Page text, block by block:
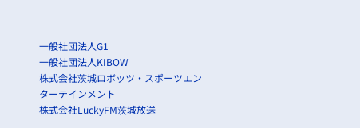
一般社団法人G1
一般社団法人KIBOW
株式会社茨城ロボッツ・スポーツエン
ターテインメント
株式会社LuckyFM茨城放送